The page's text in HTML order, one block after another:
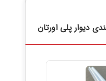
دیوار پلی اورتان